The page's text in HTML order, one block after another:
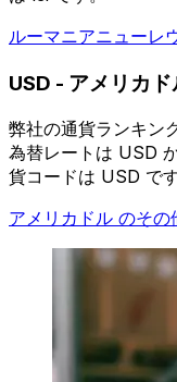
ルーマニアニューレ
USD - アメリカド
弊社の通貨ランキン
為替レートは USD
貨コードは USD で
アメリカドル のその